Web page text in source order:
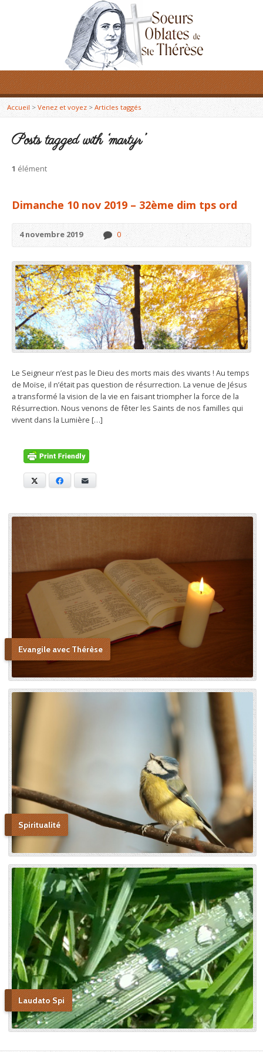
Accueil> Venez et voyez > Articles taggés
Posts tagged with ‘martyr’
1 élément
Dimanche 10 nov 2019 – 32ème dim tps ord
4 novembre 2019 0
Le Seigneur n’est pas le Dieu des morts mais des vivants ! Au temps
de Moïse, il n’était pas question de résurrection. La venue de Jésus
a transformé la vision de la vie en faisant triompher la force de la
Résurrection. Nous venons de fêter les Saints de nos familles qui
vivent dans la Lumière […]
Facebook
Evangile avec Thérèse
Spiritualité
Laudato Spi